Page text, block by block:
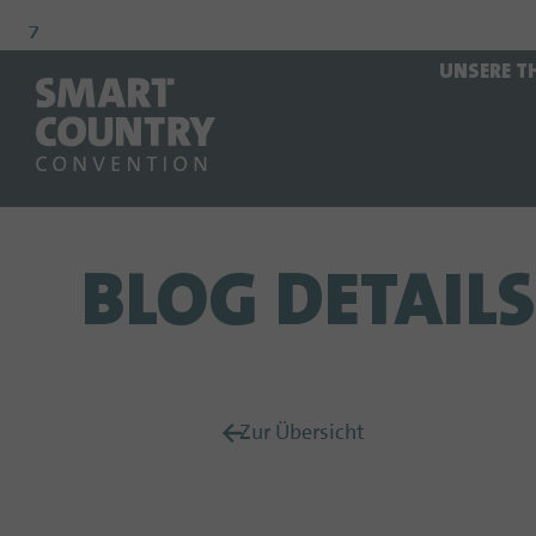
Zur
Navigation Suche
UNSERE
BLOG DETAILS
Zur Übersicht